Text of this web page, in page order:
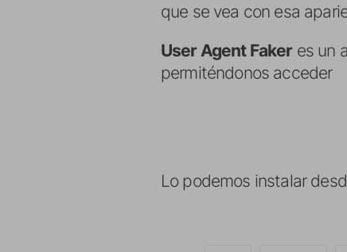
que se vea con esa
User Agent Fakeres un
permiténdonos acceder
Lo podemos instalar